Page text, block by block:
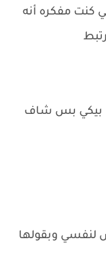
كنت مفكره أنه
بيكي بس شاف
لنفسي وبقولها